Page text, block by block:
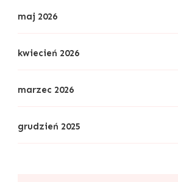
maj 2026
kwiecień 2026
marzec 2026
grudzień 2025